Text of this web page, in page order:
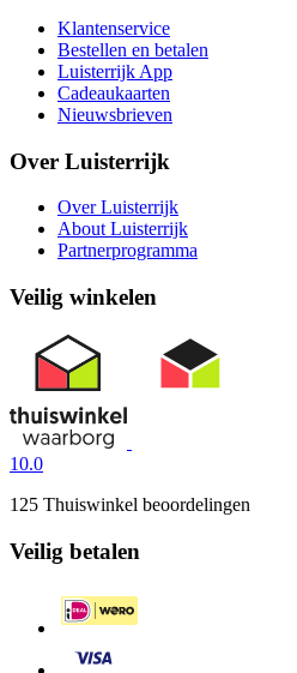
Klantenservice
Bestellen en betalen
Luisterrijk App
Cadeaukaarten
Nieuwsbrieven
Over Luisterrijk
Over Luisterrijk
About Luisterrijk
Partnerprogramma
Veilig winkelen
10.0
125 Thuiswinkel beoordelingen
Veilig betalen